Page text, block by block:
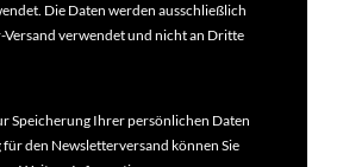
Die Daten werden ausschließlich
verwendet und nicht an Dritte
Speicherung Ihrer persönlichen Daten
den Newsletterversand können Sie